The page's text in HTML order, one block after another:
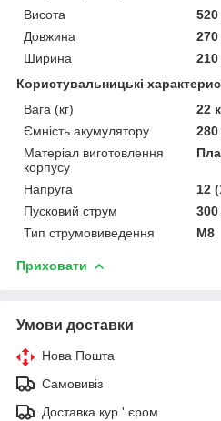
Висота
Довжина
Ширина
Користувальницькі
Вага (кг)
22
Ємність акумулятору
Матеріал виготовлення
корпусу
Напруга
12
Пусковий струм
300
Тип струмовиведення
М8
Приховати
Умови доставки
Нова Пошта
Самовивіз
Доставка кур ' єром